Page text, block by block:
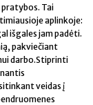
Tai
aplinkoje:
išgales jam padėti.
pakviečiant
darbo.Stiprinti
veidas į